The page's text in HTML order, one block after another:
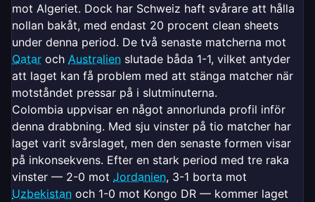
mot Algeriet. Dock har Schweiz haft svårare att hålla
nollan bakåt, med endast 20 procent clean sheets
under denna period. De två senaste matcherna mot
Qatar och Australien slutade båda 1-1, vilket antyder
att laget kan få problem med att stänga matcher när
motståndet pressar på i slutminuterna.
Colombia uppvisar en något annorlunda profil inför
denna drabbning. Med sju vinster på tio matcher har
laget varit svårslaget, men den senaste formen visar
på inkonsekvens. Efter en stark period med tre raka
vinster — 2-0 mot Jordanien, 3-1 borta mot
Uzbekistan och 1-0 mot Kongo DR — kommer laget